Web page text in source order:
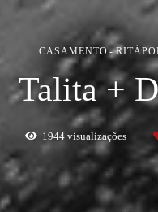
CASAMENTO
Talita +
1944 visualizações